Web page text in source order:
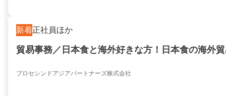
新着正社員ほか
貿易事務／日本食と海外好きな方！日本食の海外
プロセシンドアジアパートナーズ株式会社